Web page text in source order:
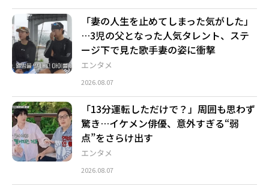
エンタメ
「妻の人生を止めてしまった気がした」
…3児の父となった人気タレント、ステ
ージ下で見た歌手妻の姿に衝撃
2026.08.07
エンタメ
「13分運転しただけで？」周囲も思わず
驚き…イケメン俳優、意外すぎる“弱
点”をさらけ出す
2026.08.07